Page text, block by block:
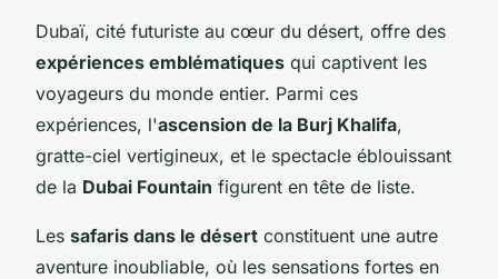
Dubaï, cité futuriste au cœur du désert, offre des
expériences emblématiques qui captivent les
voyageurs du monde entier. Parmi ces
expériences, l'ascension de la Burj Khalifa,
gratte-ciel vertigineux, et le spectacle éblouissant
de la Dubai Fountain figurent en tête de liste.
Les safaris dans le désert constituent une autre
aventure inoubliable, où les sensations fortes en